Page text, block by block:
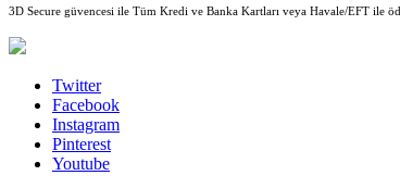
3D Secure güvencesi ile Tüm Kredi ve Banka Kartları veya Havale/EFT ile
Twitter
Facebook
Instagram
Pinterest
Youtube